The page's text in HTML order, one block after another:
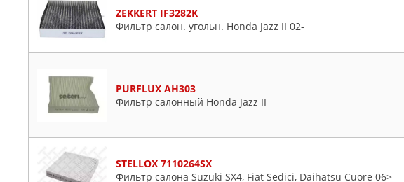
ZEKKERT IF3282K
Фильтр салон. угольн. Honda Jazz II 02-
PURFLUX AH303
Фильтр салонный Honda Jazz II
STELLOX 7110264SX
Фильтр салона Suzuki SX4, Fiat Sedici, Daihatsu Cuore 06>